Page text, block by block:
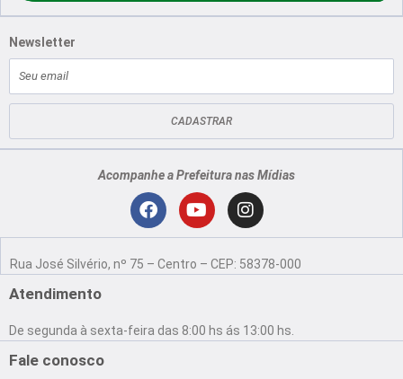
Newsletter
mail
CADASTRAR
Acompanhe a Prefeitura nas Mídias
F
c
o
o
Y
u
b
e
I
n
s
g
r
Rua José Silvério, nº 75 – Centro – CEP: 58378-000
Atendimento
De segunda à sexta-feira das 8:00 hs ás 13:00 hs.
Fale conosco